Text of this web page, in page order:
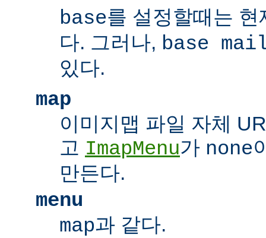
base를 설정할때는
다. 그러나, base
있다.
map
이미지맵 파일 자체
고 ImapMenu가 none
만든다.
menu
map과 같다.